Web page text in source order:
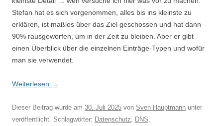
Stefan hat es sich vorgenommen, alles bis ins kleinste zu
erklären, ist maßlos über das Ziel geschossen und hat dann
90% rausgeworfen, um in der Zeit zu bleiben. Aber er gibt
einen Überblick über die einzelnen Einträge-Typen und wofür
man sie verwendet.
Weiterlesen →
Dieser Beitrag wurde am 30. Juli 2025 von Sven Hauptmann unter
veröffentlicht. Schlagwörter: Datenschutz, DNS,